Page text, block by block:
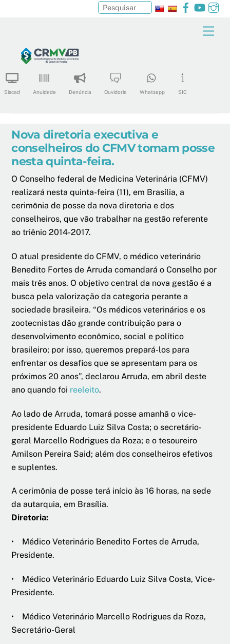
content
Facebook
Siscad Anuidade Denúncia Ouvidoria Whatsapp SIC
Pesquisar
Nova diretoria executiva e
conselheiros do CFMV tomam posse
nesta quinta-feira.
O Conselho federal de Medicina Veterinária (CFMV)
realizará nesta quinta-feira (11), em Brasília, a
cerimônia de posse da nova diretoria e dos
conselheiros, que vão trabalhar na gestão referente
ao triênio 2014-2017.
O atual presidente do CFMV, o médico veterinário
Benedito Fortes de Arruda comandará o Conselho por
mais três anos. O objetivo central da nova gestão é a
busca pela valorização da categoria perante a
sociedade brasileira. “Os médicos veterinários e os
zootecnistas dão grande contribuição para o
desenvolvimento econômico, social e político
brasileiro; por isso, queremos prepará-los para
enfrentar os desafios que se apresentam para os
próximos 20 anos”, declarou Arruda, em abril deste
ano quando foi reeleito.
Ao lado de Arruda, tomará posse amanhã o vice-
presidente Eduardo Luiz Silva Costa; o secretário-
geral Marcello Rodrigues da Roza; e o tesoureiro
Amilson Pereira Said; além dos conselheiros efetivos
e suplentes.
A cerimônia de posse terá início às 16 horas, na sede
da autarquia, em Brasília.
Diretoria:
• Médico Veterinário Benedito Fortes de Arruda,
Presidente.
• Médico Veterinário Eduardo Luiz Silva Costa, Vice-
Presidente.
• Médico Veterinário Marcello Rodrigues da Roza,
Secretário-Geral